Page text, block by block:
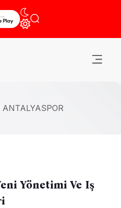
ANTALYASPOR
Yönetimi Ve Iş